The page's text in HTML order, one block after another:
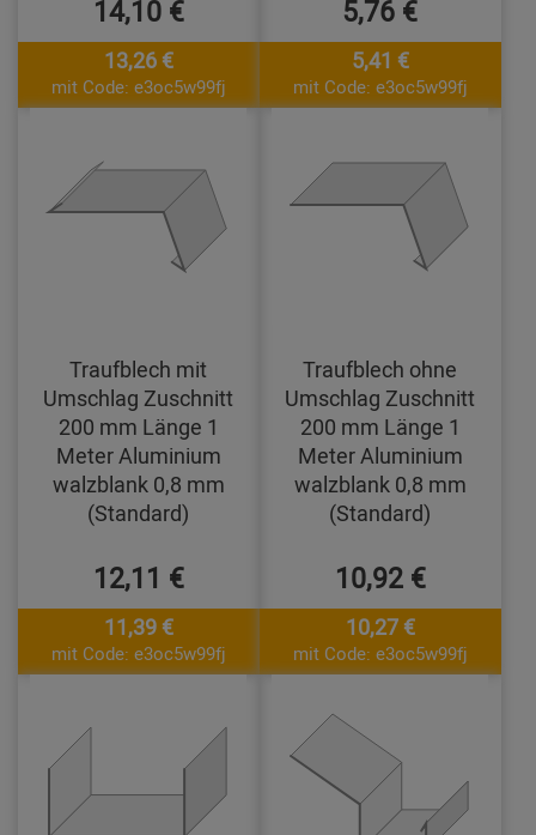
14,10 €
13,26 €
mit Code: e3oc5w99fj
5,76 €
5,41 €
mit Code: e3oc5w99fj
Traufblech mit
Umschlag Zuschnitt
200 mm Länge 1
Meter Aluminium
walzblank 0,8 mm
(Standard)
12,11 €
11,39 €
mit Code: e3oc5w99fj
Traufblech ohne
Umschlag Zuschnitt
200 mm Länge 1
Meter Aluminium
walzblank 0,8 mm
(Standard)
10,92 €
10,27 €
mit Code: e3oc5w99fj